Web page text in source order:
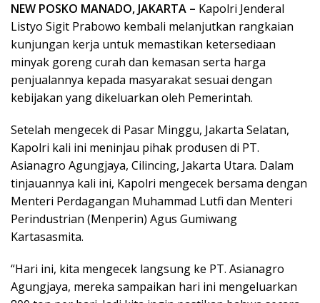
NEW POSKO MANADO, JAKARTA – Kapolri Jenderal
Listyo Sigit Prabowo kembali melanjutkan rangkaian
kunjungan kerja untuk memastikan ketersediaan
minyak goreng curah dan kemasan serta harga
penjualannya kepada masyarakat sesuai dengan
kebijakan yang dikeluarkan oleh Pemerintah.
Setelah mengecek di Pasar Minggu, Jakarta Selatan,
Kapolri kali ini meninjau pihak produsen di PT.
Asianagro Agungjaya, Cilincing, Jakarta Utara. Dalam
tinjauannya kali ini, Kapolri mengecek bersama dengan
Menteri Perdagangan Muhammad Lutfi dan Menteri
Perindustrian (Menperin) Agus Gumiwang
Kartasasmita.
“Hari ini, kita mengecek langsung ke PT. Asianagro
Agungjaya, mereka sampaikan hari ini mengeluarkan